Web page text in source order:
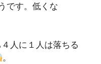
です。低くな
人に１人は落ちる
。